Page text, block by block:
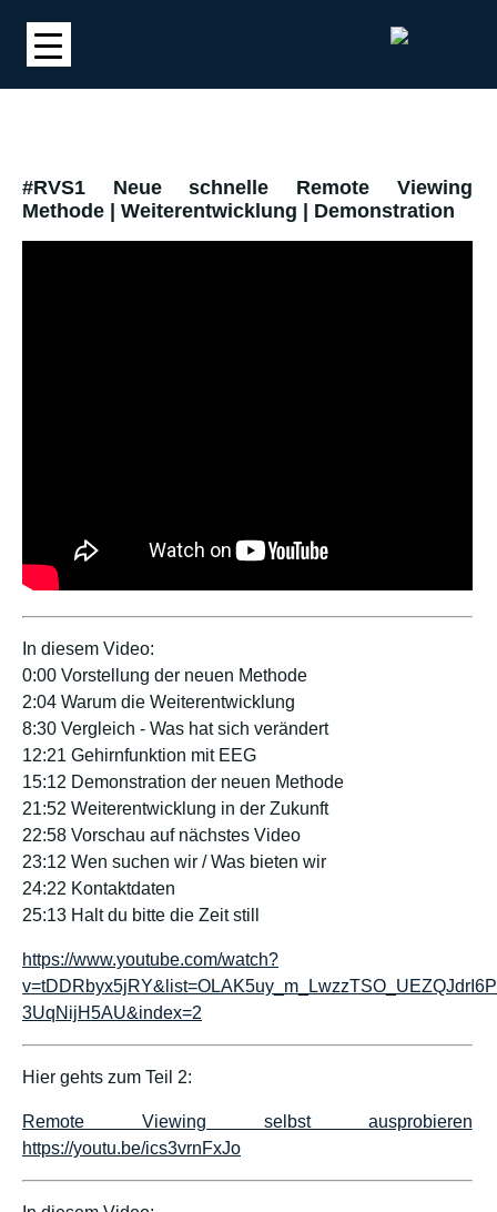
#RVS1 Neue schnelle Remote Viewing
Methode | Weiterentwicklung | Demonstration
In diesem Video:
0:00 Vorstellung der neuen Methode
2:04 Warum die Weiterentwicklung
8:30 Vergleich - Was hat sich verändert
12:21 Gehirnfunktion mit EEG
15:12 Demonstration der neuen Methode
21:52 Weiterentwicklung in der Zukunft
22:58 Vorschau auf nächstes Video
23:12 Wen suchen wir / Was bieten wir
24:22 Kontaktdaten
25:13 Halt du bitte die Zeit still
https://www.youtube.com/watch?
3UqNijH5AU&index=2
Hier gehts zum Teil 2:
Remote Viewing selbst ausprobieren
https://youtu.be/ics3vrnFxJo